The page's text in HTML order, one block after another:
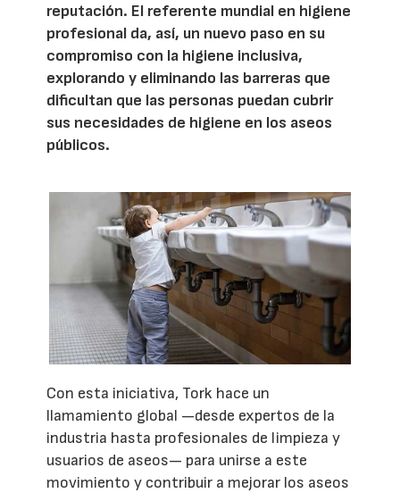
reputación. El referente mundial en higiene
profesional da, así, un nuevo paso en su
compromiso con la higiene inclusiva,
explorando y eliminando las barreras que
dificultan que las personas puedan cubrir
sus necesidades de higiene en los aseos
públicos.
Con esta iniciativa, Tork hace un
llamamiento global —desde expertos de la
industria hasta profesionales de limpieza y
usuarios de aseos— para unirse a este
movimiento y contribuir a mejorar los aseos